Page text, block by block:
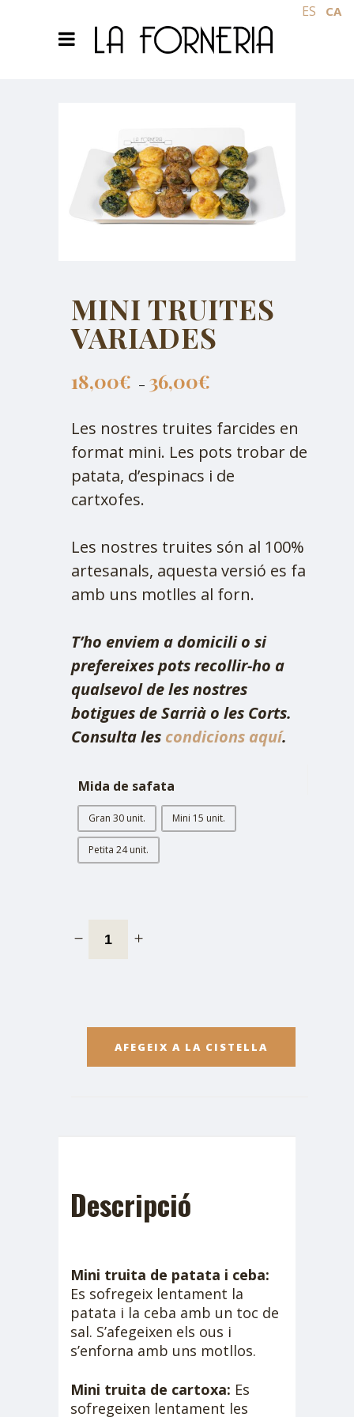
ES CA
MINI TRUITES
VARIADES
18,00€ – 36,00€
Les nostres truites farcides en
format mini. Les pots trobar de
patata, d’espinacs i de
cartxofes.
Les nostres truites són al 100%
artesanals, aquesta versió es fa
amb uns motlles al forn.
T’ho enviem a domicili o si
prefereixes pots recollir-ho a
qualsevol de les nostres
botigues de Sarrià o les Corts.
Consulta les condicions aquí.
Mida de safata
Gran 30 unit. Mini 15 unit.
Petita 24 unit.
AFEGEIX A LA CISTELLA
Descripció
Mini truita de patata i ceba:
Es sofregeix lentament la
patata i la ceba amb un toc de
sal. S’afegeixen els ous i
s’enforna amb uns motllos.
Mini truita de cartoxa: Es
sofregeixen lentament les